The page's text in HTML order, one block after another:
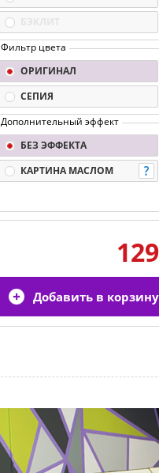
Фильтр цвета
ОРИГИНАЛ
СЕПИЯ
Дополнительный эффект
БЕЗ ЭФФЕКТА
КАРТИНА МАСЛОМ